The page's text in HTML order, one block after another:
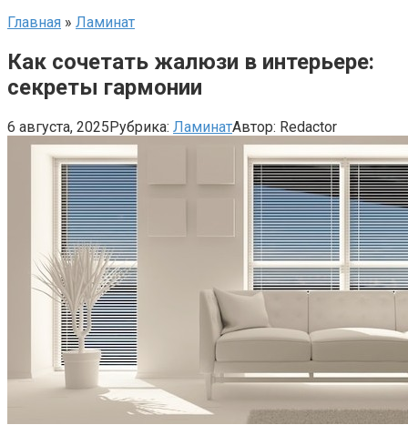
Главная » Ламинат
Как сочетать жалюзи в интерьере:
секреты гармонии
6 августа, 2025Рубрика: ЛаминатАвтор: Redactor